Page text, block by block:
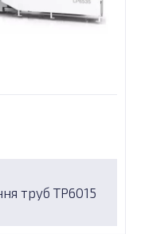
труб TP6015